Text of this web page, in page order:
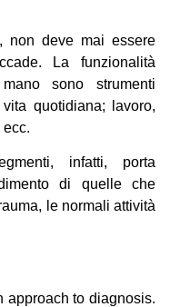
non deve mai essere
La funzionalità
sono strumenti
quotidiana; lavoro,
infatti, porta
di quelle che
le normali attività
approach to diagnosis.